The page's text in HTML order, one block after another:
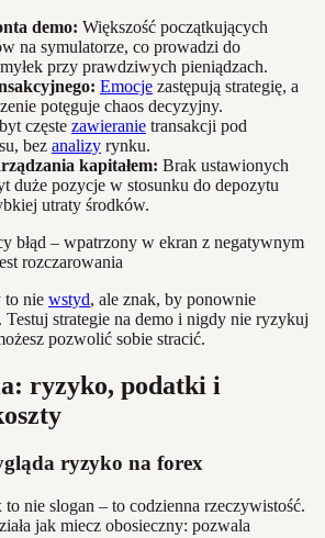
demo: Większość początkujących
na symulatorze, co prowadzi do
przy prawdziwych pieniądzach.
Emocje zastępują strategię, a
potęguje chaos decyzyjny.
częste zawieranie transakcji pod
bez analizy rynku.
kapitałem: Brak ustawionych
duże pozycje w stosunku do depozytu
utraty środków.
to nie wstyd, ale znak, by ponownie
Testuj strategie na demo i nigdy nie ryzykuj
pozwolić sobie stracić.
ryzyko, podatki i
ryzyko na forex
nie slogan – to codzienna rzeczywistość.
jak miecz obosieczny: pozwala